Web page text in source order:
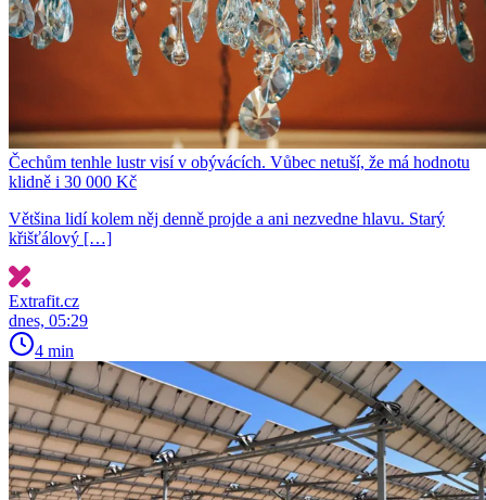
Čechům tenhle lustr visí v obývácích. Vůbec netuší, že má hodnotu
klidně i 30 000 Kč
Většina lidí kolem něj denně projde a ani nezvedne hlavu. Starý
křišťálový […]
Extrafit.cz
dnes, 05:29
4 min